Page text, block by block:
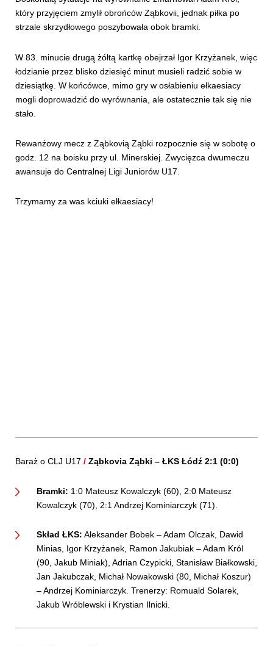
który przyjęciem zmylił obrońców Ząbkovii, jednak piłka po
strzale skrzydłowego poszybowała obok bramki.
W 83. minucie drugą żółtą kartkę obejrzał Igor Krzyżanek, więc
łodzianie przez blisko dziesięć minut musieli radzić sobie w
dziesiątkę. W końcówce, mimo gry w osłabieniu ełkaesiacy
mogli doprowadzić do wyrównania, ale ostatecznie tak się nie
stało.
Rewanżowy mecz z Ząbkovią Ząbki rozpocznie się w sobotę o
godz. 12 na boisku przy ul. Minerskiej. Zwycięzca dwumeczu
awansuje do Centralnej Ligi Juniorów U17.
Trzymamy za was kciuki ełkaesiacy!
Baraż o CLJ U17 / Ząbkovia Ząbki – ŁKS Łódź 2:1 (0:0)
Bramki: 1:0 Mateusz Kowalczyk (60), 2:0 Mateusz
Kowalczyk (70), 2:1 Andrzej Kominiarczyk (71).
Skład ŁKS: Aleksander Bobek – Adam Olczak, Dawid
Minias, Igor Krzyżanek, Ramon Jakubiak – Adam Król
(90, Jakub Miniak), Adrian Czypicki, Stanisław Białkowski,
Jan Jakubczak, Michał Nowakowski (80, Michał Koszur)
– Andrzej Kominiarczyk. Trenerzy: Romuald Solarek,
Jakub Wróblewski i Krystian Ilnicki.